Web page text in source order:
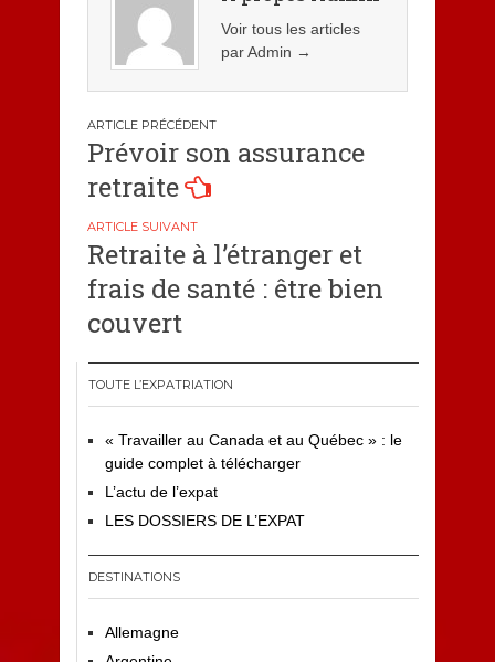
Voir tous les articles
par Admin →
Navigation
de
l’article
Prévoir son assurance
retraite
Retraite à l’étranger et
frais de santé : être bien
couvert
TOUTE L’EXPATRIATION
« Travailler au Canada et au Québec » : le
guide complet à télécharger
L’actu de l’expat
LES DOSSIERS DE L’EXPAT
DESTINATIONS
Allemagne